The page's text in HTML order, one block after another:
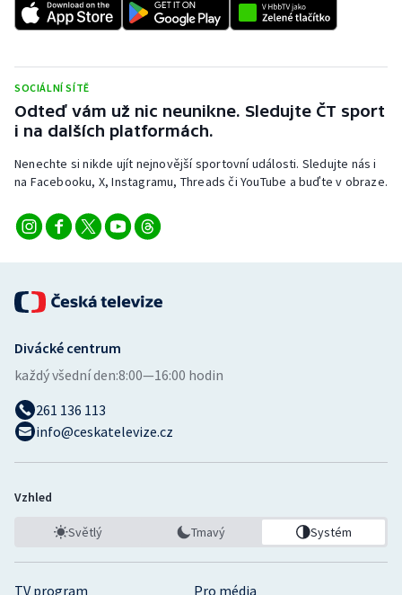
Rychlobruslení
Short track
Sportovní střelba
Veslování
Volejbal
Ostatní
SOCIÁLNÍ SÍTĚ
Odteď vám už nic neunikne. Sledujte ČT sport
i na dalších platformách.
Nenechte si nikde ujít nejnovější sportovní události. Sledujte nás i
na Facebooku, X, Instagramu, Threads či YouTube a buďte v obraze.
TV program Pro média
Divácké centrum
každý všední den:8:00—16:00 hodin
261 136 113
info@ceskatelevize.cz
Vzhled
Světlý Tmavý Systém